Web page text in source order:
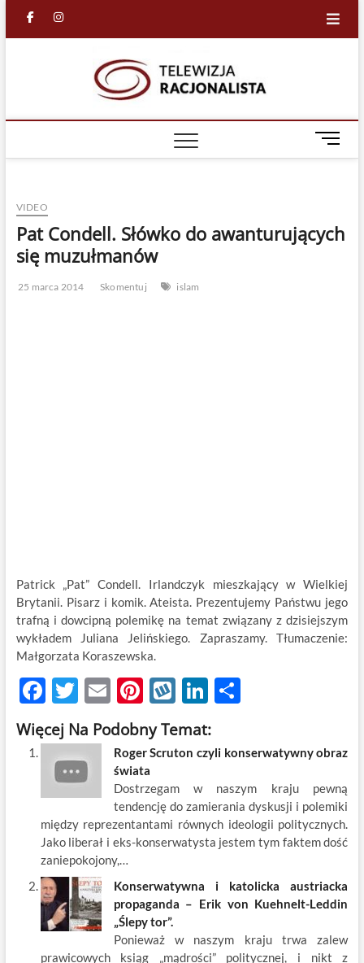
facebook
in
M
e
u
t
VIDEO
Pat Condell. Słówko do awanturujących
się muzułmanów
25 marca 2014 Skomentuj islam
Patrick „Pat” Condell. Irlandczyk mieszkający w Wielkiej
Brytanii. Pisarz i komik. Ateista. Prezentujemy Państwu jego
trafną i dowcipną polemikę na temat związany z dzisiejszym
wykładem Juliana Jelińskiego. Zapraszamy. Tłumaczenie:
Małgorzata Koraszewska.
F
ac
e
b
o
o
k
T
w
itt
er
E
m
ail
Pi
nt
er
es
t
W
k
p
Li
k
e
dI
n
S
ar
Więcej Na Podobny Temat:
Roger Scruton czyli konserwatywny obraz
świata
Dostrzegam w naszym kraju pewną
tendencję do zamierania dyskusji i polemiki
między reprezentantami równych ideologii politycznych.
Jako liberał i eks-konserwatysta jestem tym faktem dość
zaniepokojony,…
Konserwatywna i katolicka austriacka
propaganda – Erik von Kuehnelt-Leddin
„Ślepy tor”.
Ponieważ w naszym kraju trwa zalew
prawicowych ksiąg „mądrości” politycznej, i nikt z